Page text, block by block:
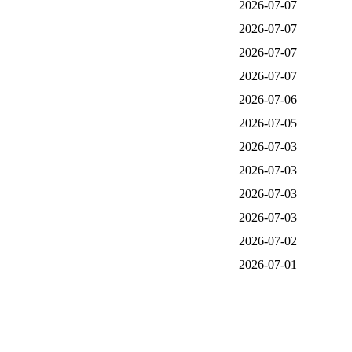
2026-07-07
2026-07-07
2026-07-07
2026-07-07
2026-07-06
2026-07-05
2026-07-03
2026-07-03
2026-07-03
2026-07-03
2026-07-02
2026-07-01